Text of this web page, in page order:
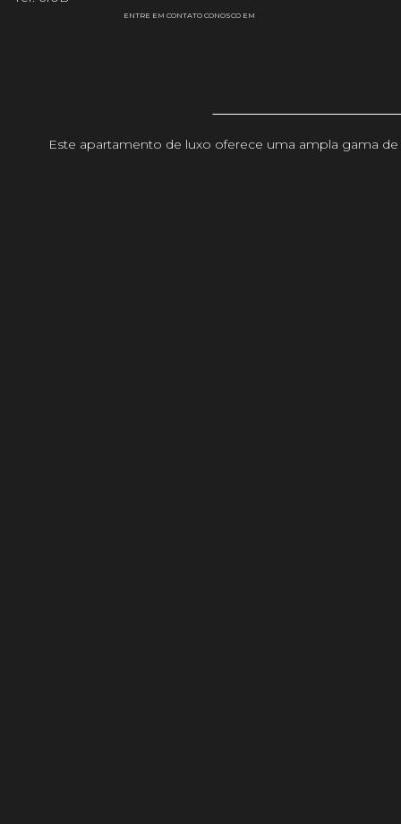
ENTRE EM CONTATO CONOSCO EM
Este apartamento de luxo oferece uma ampla gama